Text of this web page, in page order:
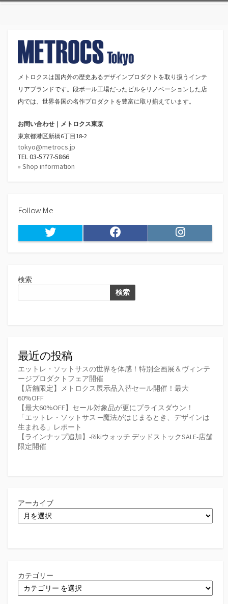
メトロクスは国内外の歴史あるデザインプロダクトを取り扱うインテ
リアブランドです。段ボール工場だったビルをリノベーションした店
内では、世界各国の名作プロダクトを豊富に取り揃えています。
お問い合わせ｜メトロクス東京
東京都港区新橋6丁目18-2
tokyo@metrocs.jp
TEL 03-5777-5866
» Shop information
Follow Me
Twitter Facebook Instagram
検索
検索
最近の投稿
エットレ・ソットサスの世界を体感！特別企画展＆ヴィンテ
ージプロダクトフェア開催
【店舗限定】メトロクス展示品入替セール開催！最大
60%OFF
【最大60%OFF】セール対象品が更にプライスダウン！
「エットレ・ソットサス ─魔法がはじまるとき、デザインは
生まれる」レポート
【ラインナップ追加】-Rikiウォッチ デッドストックSALE-店舗
限定開催
アーカイブ
カテゴリー